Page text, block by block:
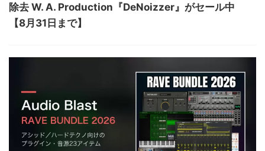
除去 W. A. Production『DeNoizzer』がセール中
【8月31日まで】